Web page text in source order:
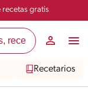
recetas gratis
Recetarios